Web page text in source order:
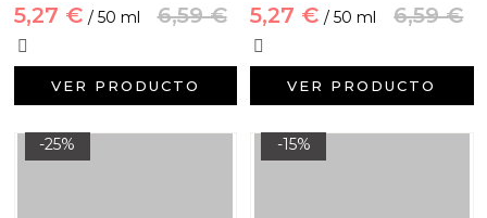
5,27 € / 50 ml 6,59 €
VER PRODUCTO
5,27 € / 50 ml 6,59 €
VER PRODUCTO
-25% -15%